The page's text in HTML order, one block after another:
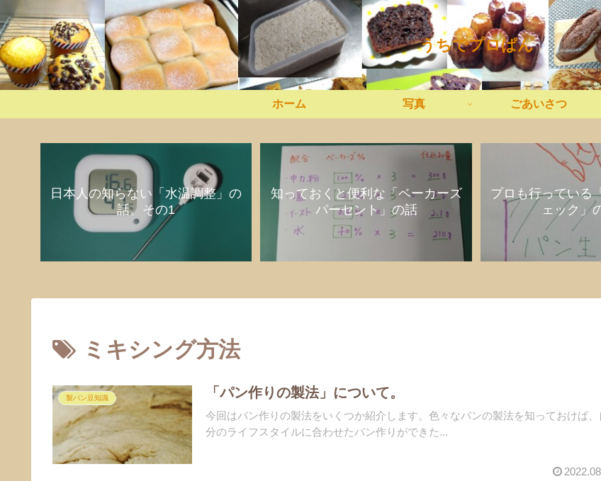
うちでプロぱん
ホーム 写真 ごあいさつ
日本人の知らない「水温調整」の
話。その1
知っておくと便利な「ベーカーズ
パーセント」の話
プロも行っている
ェック」
ミキシング方法
製パン豆知識 「パン作りの製法」について。
今回はパン作りの製法をいくつか紹介します。色々なパンの製法を知っておけば、
分のライフスタイルに合わせたパン作りができた...